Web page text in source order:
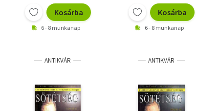
Kosárba
6 - 8 munkanap
Kosárba
6 - 8 munkanap
ANTIKVÁR ANTIKVÁR